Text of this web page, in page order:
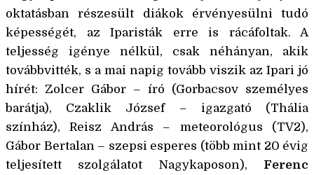
oktatásban részesült diákok érvényesülni tudó
képességét, az Iparisták erre is rácáfoltak. A
teljesség igénye nélkül, csak néhányan, akik
továbbvitték, s a mai napig tovább viszik az Ipari jó
hírét: Zolcer Gábor – író (Gorbacsov személyes
barátja), Czaklik József – igazgató (Thália
színház), Reisz András – meteorológus (TV2),
Gábor Bertalan – szepsi esperes (több mint 20 évig
teljesített szolgálatot Nagykaposon), Ferenc